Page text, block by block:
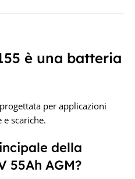
è una batteria
per applicazioni
scariche.
della
55Ah AGM?